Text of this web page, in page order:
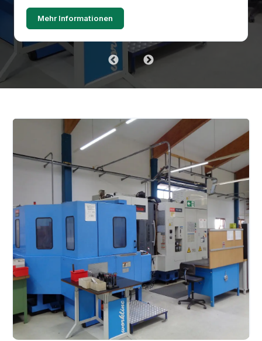
Mehr Informationen